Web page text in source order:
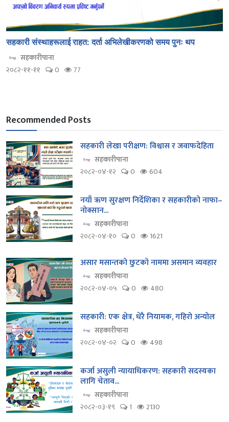
सहकारी संस्थाहरूलाई राहत: दर्ता अभिलेखीकरणको समय पुनः थप
सहकारीपाना
२०८२-११-११
0 77
Recommended Posts
सहकारी लेखा परीक्षण: विश्वास र जवाफदेहिता
सहकारीपाना
२०८२-०४-१२
0 604
नयाँ ऋण सुरक्षण निर्देशिका र सहकारीको नाफा–
नोक्सान...
सहकारीपाना
२०८२-०४-१०
0 1621
असार मसान्तको छुटको नाममा असमान व्यवहार
सहकारीपाना
२०८२-०४-०५
0 480
सहकारी: एक क्षेत्र, धेरै नियामक, गहिरो अन्योल
सहकारीपाना
२०८२-०४-०२
0 498
कर्जा असुली न्यायाधिकरण: सहकारी सदस्यका
लागि चेताव...
सहकारीपाना
२०८२-०३-१९
1 2130